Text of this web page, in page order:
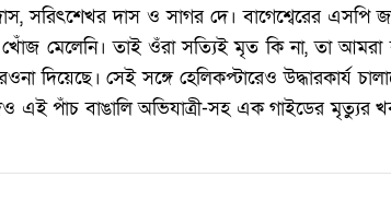
সরিৎশেখর দাস ও সাগর দে। বাগেশ্বেরের এসপি
মেলেনি। তাই ওঁরা সত্যিই মৃত কি না, তা আমরা
দিয়েছে। সেই সঙ্গে হেলিকপ্টারেও উদ্ধারকার্য
এই পাঁচ বাঙালি অভিযাত্রী-সহ এক গাইডের মৃত্যুর